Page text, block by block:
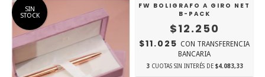
SIN
STOCK
FW BOLIGRAFO A GIRO NET
B-PACK
$12.250
$11.025 CON TRANSFERENCIA
BANCARIA
3 CUOTAS SIN INTERÉS DE $4.083,33